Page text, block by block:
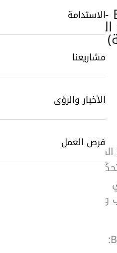
الاستدامة
مشاريعنا
الأخبار والرؤى
فرص العمل
Badger Meter -
في